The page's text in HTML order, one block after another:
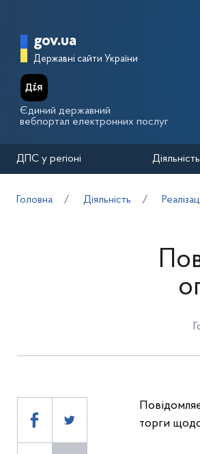
Головна сторінка
gov.ua
Державні сайти України
Єдиний державний
вебпортал електронних послуг
ДПС у регіоні Діяльність
Головна Діяльність
торги